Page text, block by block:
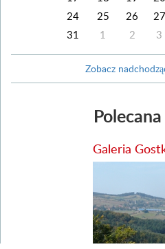
24
25 26 27
31
1 2 3
Zobacz
Galeria